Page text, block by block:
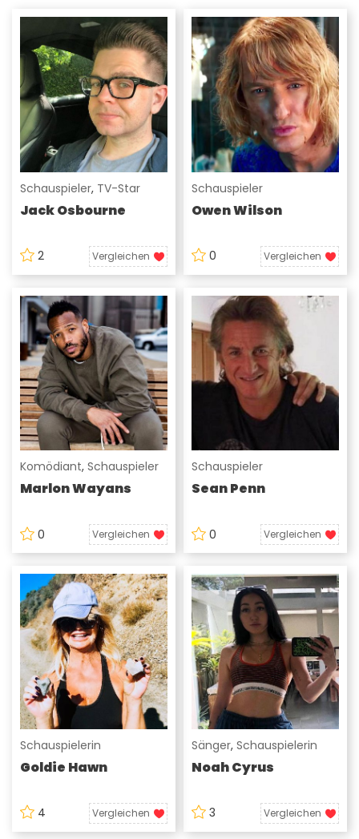
Schauspieler, TV-Star
Jack Osbourne
2 Vergleichen
Schauspieler
Owen Wilson
0 Vergleichen
Komödiant, Schauspieler
Marlon Wayans
0 Vergleichen
Schauspieler
Sean Penn
0 Vergleichen
Schauspielerin
Goldie Hawn
4 Vergleichen
Sänger, Schauspielerin
Noah Cyrus
3 Vergleichen